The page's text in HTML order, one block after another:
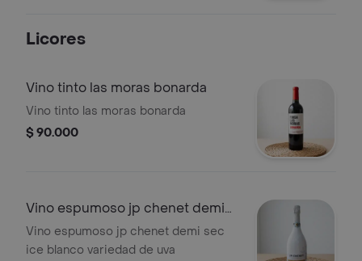
textura en cada bocado
Licores
Vino tinto las moras bonarda
Vino tinto las moras bonarda
$ 90.000
Vino espumoso jp chenet demi
sec ice
Vino espumoso jp chenet demi sec
ice blanco variedad de uva